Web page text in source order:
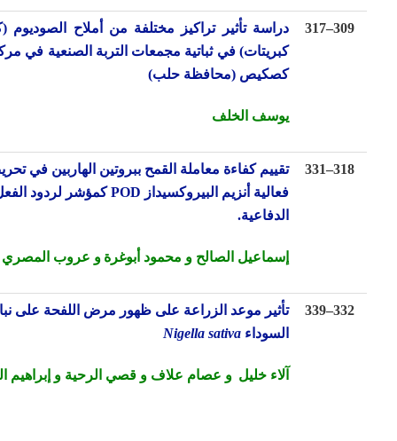
317
دراسة تأثير تراكيز مختلفة من أملاح الصوديوم (كلوريد –
كبريتات) في ثباتية مجمعات التربة الصنعية في مركز أبحاث
كصكيص (محافظة حلب)
يوسف الخلف
331
تقييم كفاءة معاملة القمح ببروتين الهاربين في تحريض
فعالية أنزيم البيروكسيدازPOD كمؤشر لردود الفعل
الدفاعية.
إسماعيل الصالح و محمود أبوغرةو عروب المصري
339
تأثير موعد الزراعة على ظهور مرض اللفحة على نبات الحبة
Nigella sativa
آلاء خليلو عصام علاف و قصي الرحية و إبراهيم العبيد